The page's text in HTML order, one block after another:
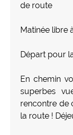
de route
Matinée libre
Départ pour
En chemin
superbes
rencontre de
la route !